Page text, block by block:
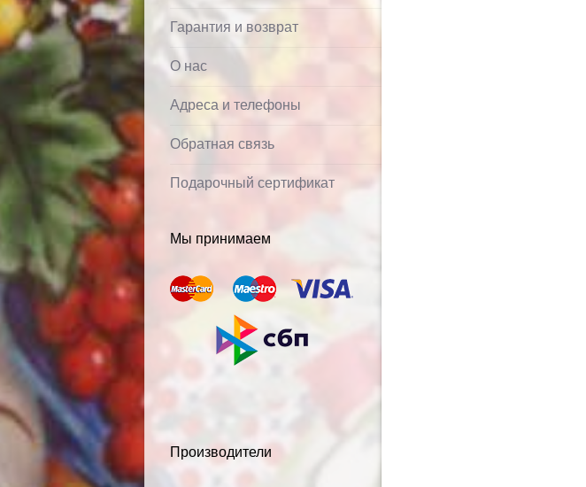
Гарантия и возврат
О нас
Адреса и телефоны
Обратная связь
Подарочный сертификат
Мы принимаем
Производители